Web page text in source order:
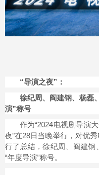
“导演之夜”：
徐纪周、阎建钢、杨磊
演”称号
作为“2024电视剧导演
夜”在28日当晚举行，对优
行了总结，徐纪周、阎建
“年度导演”称号。